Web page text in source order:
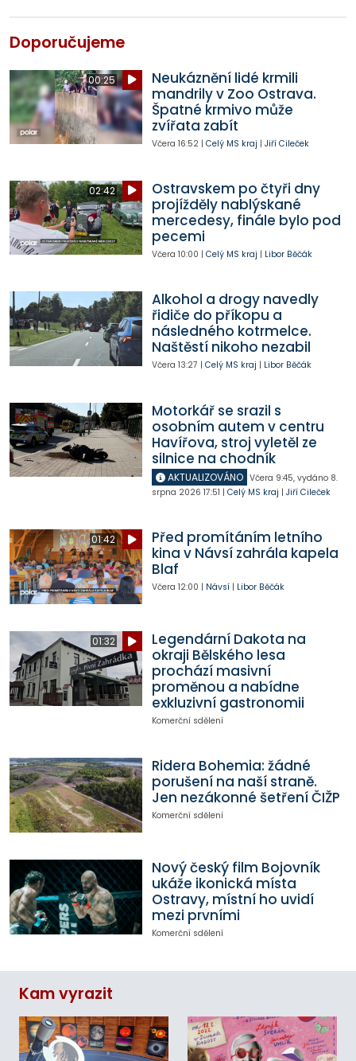
Doporučujeme
00:25
Neukáznění lidé krmili
mandrily v Zoo Ostrava.
Špatné krmivo může
zvířata zabít
Včera 16:52| Celý MS kraj | Jiří Cileček
02:42
Ostravskem po čtyři dny
projížděly nablýskané
mercedesy, finále bylo pod
pecemi
Včera 10:00 | Celý MS kraj | Libor Běčák
Alkohol a drogy navedly
řidiče do příkopu a
následného kotrmelce.
Naštěstí nikoho nezabil
Včera 13:27 | Celý MS kraj | Libor Běčák
Motorkář se srazil s
osobním autem v centru
Havířova, stroj vyletěl ze
silnice na chodník
AKTUALIZOVÁNO Včera 9:45, vydáno 8.
srpna 2026 17:51 | Celý MS kraj | Jiří Cileček
01:42
Před promítáním letního
kina v Návsí zahrála kapela
Blaf
Včera 12:00 | Návsí| Libor Běčák
01:32
Legendární Dakota na
okraji Bělského lesa
prochází masivní
proměnou a nabídne
exkluzivní gastronomii
Komerční sdělení
Ridera Bohemia: žádné
porušení na naší straně.
Jen nezákonné šetření ČIŽP
Komerční sdělení
Nový český film Bojovník
ukáže ikonická místa
Ostravy, místní ho uvidí
mezi prvními
Komerční sdělení
Kam vyrazit